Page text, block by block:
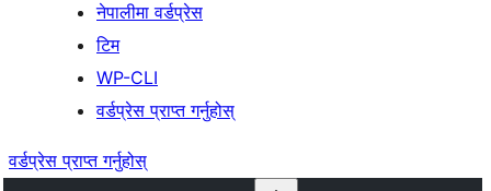
नेपालीमा वर्डप्रेस
टिम
WP-CLI
वर्डप्रेस प्राप्त गर्नुहोस्
वर्डप्रेस प्राप्त गर्नुहोस्